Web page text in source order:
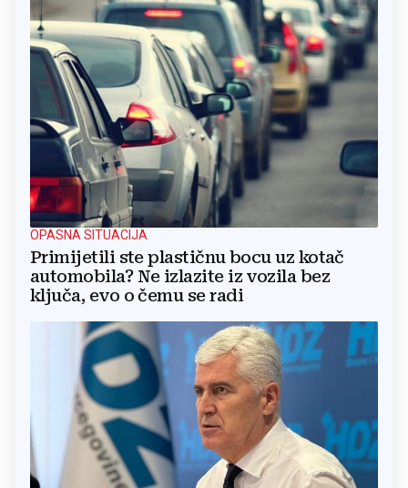
OPASNA SITUACIJA
Primijetili ste plastičnu bocu uz kotač
automobila? Ne izlazite iz vozila bez
ključa, evo o čemu se radi